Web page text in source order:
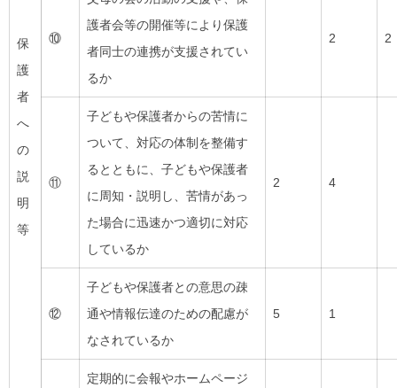
保
護
者
へ
の
説
明
等
⑩
護者会等の開催等により保護
者同士の連携が支援されてい
るか
2 2
⑪
子どもや保護者からの苦情に
ついて、対応の体制を整備す
るとともに、子どもや保護者
に周知・説明し、苦情があっ
た場合に迅速かつ適切に対応
しているか
2 4
⑫
子どもや保護者との意思の疎
通や情報伝達のための配慮が
なされているか
5 1
定期的に会報やホームページ